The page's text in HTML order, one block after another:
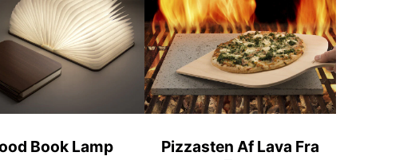
Book Lamp
Pizzasten Af Lava Fra